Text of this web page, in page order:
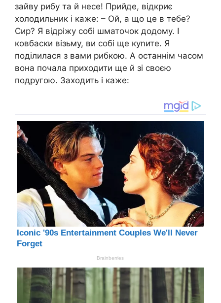
зайву рибу та й несе! Прийде, відкриє
холодильник і каже: – Ой, а що це в тебе?
Сир? Я відріжу собі шматочок додому. І
ковбаски візьму, ви собі ще куnите. Я
поділилася з вами рибкою. А останнім часом
вона почала приходити ще й зі своєю
подругою. Заходить і каже: